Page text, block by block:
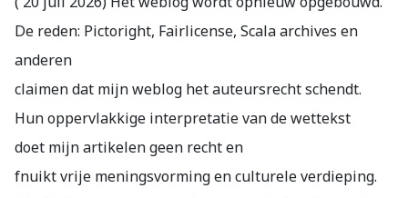
De reden: Pictoright, Fairlicense, Scala archives en
anderen
claimen dat mijn weblog het auteursrecht schendt.
Hun oppervlakkige interpretatie van de wettekst
doet mijn artikelen geen recht en
fnuikt vrije meningsvorming en culturele verdieping.